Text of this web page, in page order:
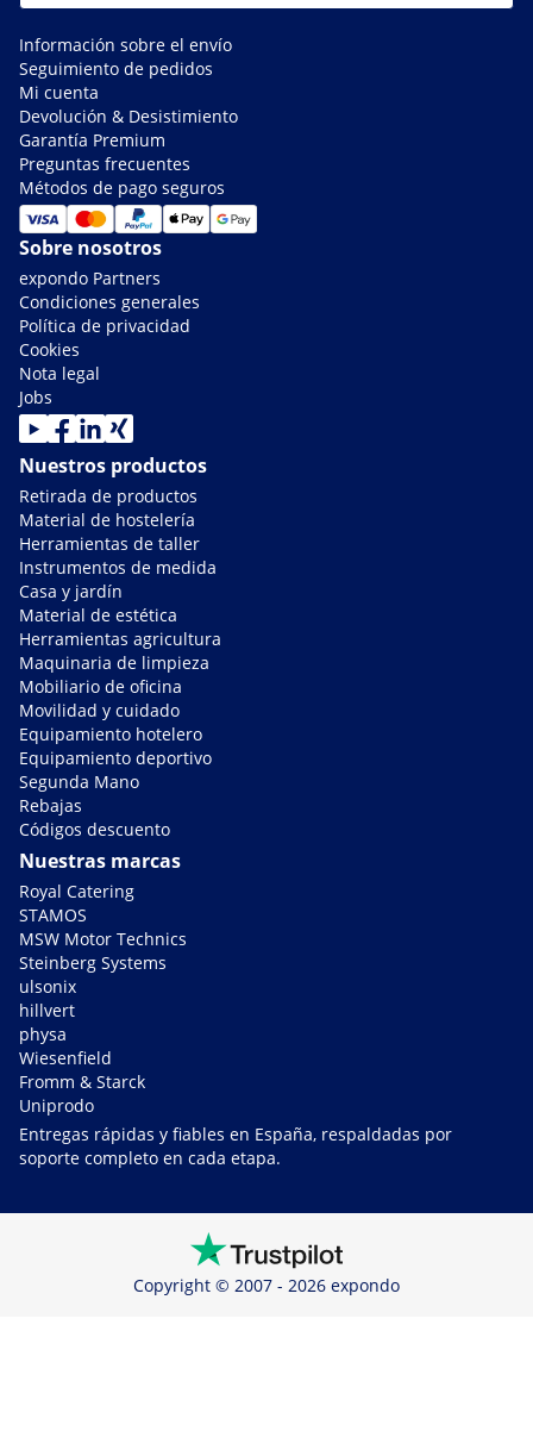
Información sobre el envío
Seguimiento de pedidos
Mi cuenta
Devolución & Desistimiento
Garantía Premium
Preguntas frecuentes
Métodos de pago seguros
Sobre nosotros
expondo Partners
Condiciones generales
Política de privacidad
Cookies
Nota legal
Jobs
Nuestros productos
Retirada de productos
Material de hostelería
Herramientas de taller
Instrumentos de medida
Casa y jardín
Material de estética
Herramientas agricultura
Maquinaria de limpieza
Mobiliario de oficina
Movilidad y cuidado
Equipamiento hotelero
Equipamiento deportivo
Segunda Mano
Rebajas
Códigos descuento
Nuestras marcas
Royal Catering
STAMOS
MSW Motor Technics
Steinberg Systems
ulsonix
hillvert
physa
Wiesenfield
Fromm & Starck
Uniprodo
Entregas rápidas y fiables en España, respaldadas por
soporte completo en cada etapa.
Copyright © 2007 - 2026 expondo